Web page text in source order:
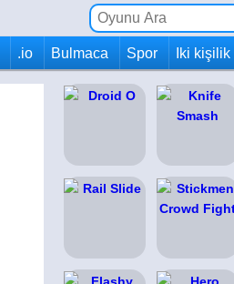
.io Bulmaca Spor Iki kişilik